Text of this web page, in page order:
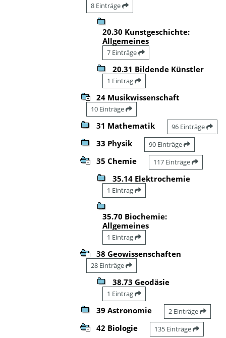
8 Einträge
20.30 Kunstgeschichte:
Allgemeines
7 Einträge
20.31 Bildende Künstler
1 Eintrag
24 Musikwissenschaft
10 Einträge
31 Mathematik 96 Einträge
33 Physik 90 Einträge
35 Chemie 117 Einträge
35.14 Elektrochemie
1 Eintrag
35.70 Biochemie:
Allgemeines
1 Eintrag
38 Geowissenschaften
28 Einträge
38.73 Geodäsie
1 Eintrag
39 Astronomie 2 Einträge
42 Biologie 135 Einträge